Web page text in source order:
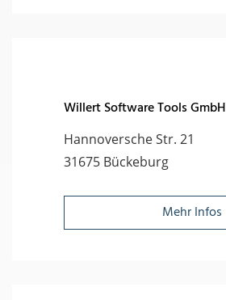
Willert Software Tools GmbH
Hannoversche Str. 21
31675 Bückeburg
Mehr Infos